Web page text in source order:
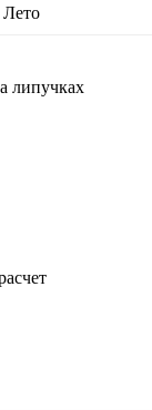
Лето
липучках